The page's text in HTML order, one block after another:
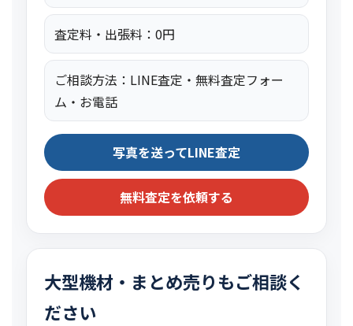
査定料・出張料：0円
ご相談方法：LINE査定・無料査定フォー
ム・お電話
写真を送ってLINE査定
無料査定を依頼する
大型機材・まとめ売りもご相談く
ださい